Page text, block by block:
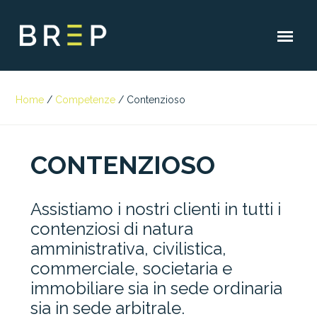
Home / Competenze / Contenzioso
CONTENZIOSO
Assistiamo i nostri clienti in tutti i
contenziosi di natura
amministrativa, civilistica,
commerciale, societaria e
immobiliare sia in sede ordinaria
sia in sede arbitrale.